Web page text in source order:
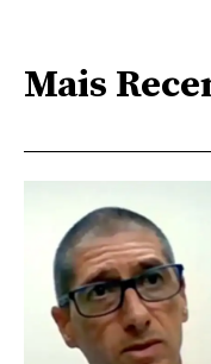
Mais